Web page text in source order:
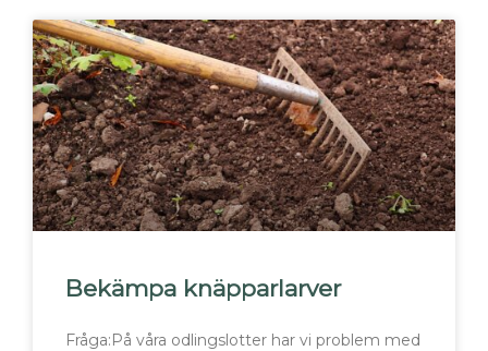
Bekämpa knäpparlarver
Fråga:På våra odlingslotter har vi problem med